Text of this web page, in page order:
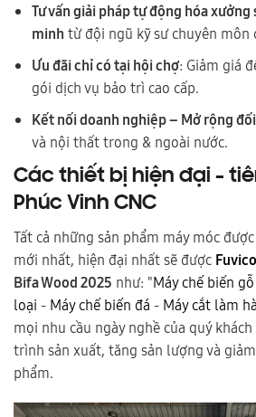
Tư vấn giải pháp tự động hóa
minh từ đội ngũ kỹ sư chuyên môn
Ưu đãi chỉ có tại hội chợ: Giảm giá
gói dịch vụ bảo trì cao cấp.
Kết nối doanh nghiệp – Mở rộng
và nội thất trong & ngoài nước.
Các thiết bị hiện đại -
Phúc Vinh CNC
Tất cả những sản phẩm máy móc
mới nhất, hiện đại nhất sẽ được Fuvico
Bifa Wood 2025 như: "Máy chế biến gỗ
loại - Máy chế biến đá - Máy cắt làm
mọi nhu cầu ngày nghề của quý
trình sản xuất, tăng sản lượng và
phẩm.